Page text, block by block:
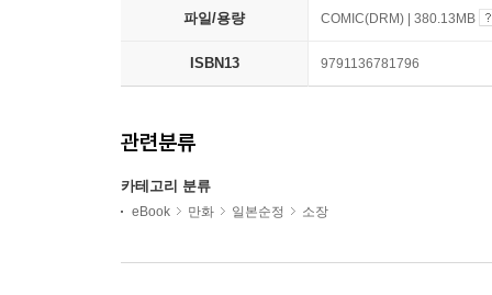
파일/용량 COMIC(DRM) | 380.13MB
ISBN13 9791136781796
관련분류
카테고리 분류
eBook 만화 일본순정 소장